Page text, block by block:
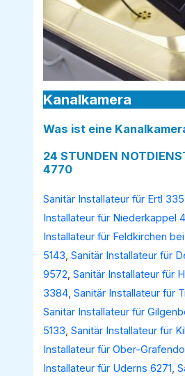
Kanalkamera
Was ist eine
24 STUNDEN
4770
Sanitär Installateur für Ertl
Installateur für Niederkappel
Installateur für Feldkirchen
5143,Sanitär Installateur für
9572,Sanitär Installateur für
3384,Sanitär Installateur für
Sanitär Installateur für
5133,Sanitär Installateur für
Installateur für Ober-
Installateur für Uderns 6271,